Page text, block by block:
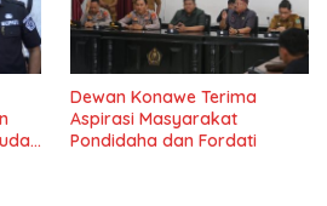
Dewan Konawe Terima
Aspirasi Masyarakat
Pondidaha dan Fordati